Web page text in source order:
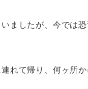
ましたが、今では
れて帰り、何ヶ所か